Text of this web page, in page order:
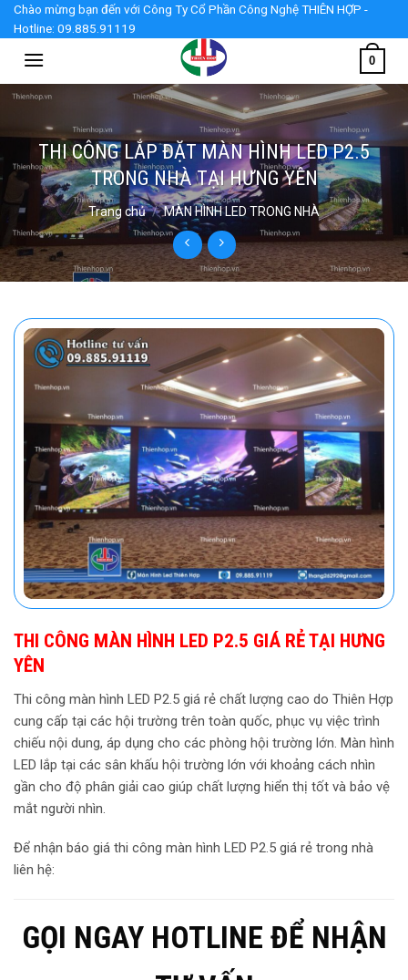
Skip
content
Chào mừng bạn đến với Công Ty Cổ Phần Công Nghệ THIÊN HỢP -
Hotline: 09.885.91119
0
THI CÔNG LẮP ĐẶT MÀN HÌNH LED P2.5
TRONG NHÀ TẠI HƯNG YÊN
Trang chủ / MÀN HÌNH LED TRONG NHÀ
THI CÔNG MÀN HÌNH LED P2.5 GIÁ RẺ TẠI HƯNG
YÊN
Thi công màn hình LED P2.5 giá rẻ chất lượng cao do Thiên Hợp
cung cấp tại các hội trường trên toàn quốc, phục vụ việc trình
chiếu nội dung, áp dụng cho các phòng hội trường lớn. Màn hình
LED lắp tại các sân khấu hội trường lớn với khoảng cách nhìn
gần cho độ phân giải cao giúp chất lượng hiển thị tốt và bảo vệ
mắt người nhìn.
Để nhận báo giá thi công màn hình LED P2.5 giá rẻ trong nhà
liên hệ:
GỌI NGAY HOTLINE ĐỂ NHẬN